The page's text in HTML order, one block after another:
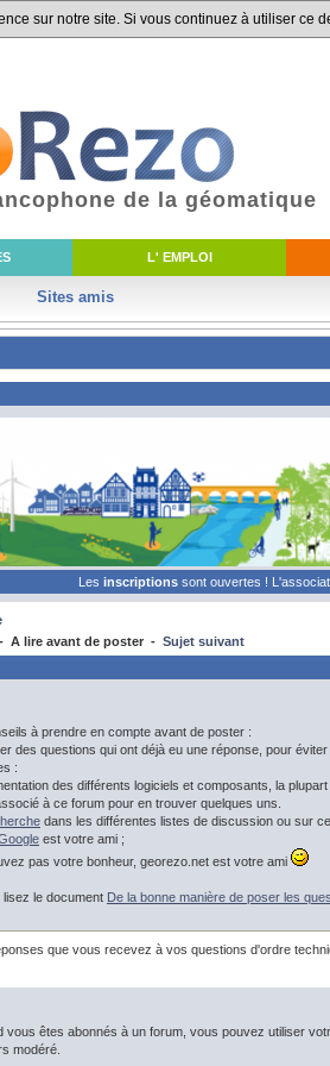
sur notre site. Si vous continuez à utiliser ce
L' EMPLOI
Sites amis
de la géomatique
Les inscriptions sont ouvertes !
- A lire avant de poster - Sujet suivant
à prendre en compte avant de poster :
des questions qui ont déjà eu une réponse, pour
:
des différents logiciels et composants, la
à ce forum pour en trouver quelques uns.
dans les différentes listes de discussion ou sur
est votre ami ;
pas votre bonheur, georezo.net est votre ami
lisez le document De la bonne manière de poser les
que vous recevez à vos questions d'ordre
vous êtes abonnés à un forum, vous pouvez utiliser
modéré.